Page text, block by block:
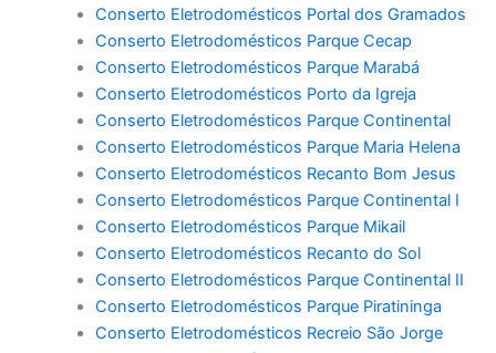
Conserto Eletrodomésticos Portal dos Gramados
Conserto Eletrodomésticos Parque Cecap
Conserto Eletrodomésticos Parque Marabá
Conserto Eletrodomésticos Porto da Igreja
Conserto Eletrodomésticos Parque Continental
Conserto Eletrodomésticos Parque Maria Helena
Conserto Eletrodomésticos Recanto Bom Jesus
Conserto Eletrodomésticos Parque Continental I
Conserto Eletrodomésticos Parque Mikail
Conserto Eletrodomésticos Recanto do Sol
Conserto Eletrodomésticos Parque Continental II
Conserto Eletrodomésticos Parque Piratininga
Conserto Eletrodomésticos Recreio São Jorge